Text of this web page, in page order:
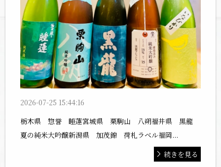
2026-07-25 15:44:16
栃木県 惣誉 睡蓮宮城県 栗駒山 八朔福井県 黒龍
夏の純米大吟醸新潟県 加茂錦 荷札ラベル福岡...
続きを見る